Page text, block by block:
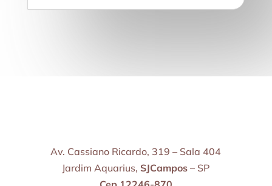
Av. Cassiano Ricardo, 319 – Sala 404
Jardim Aquarius, SJCampos – SP